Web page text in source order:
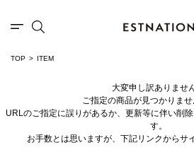
TOP ITEM
大変申し訳ありません
ご指定の商品が見つかりませ
URLのご指定に誤りがあるか、更新等に伴い削
す。
お手数とは思いますが、下記リンクからサ